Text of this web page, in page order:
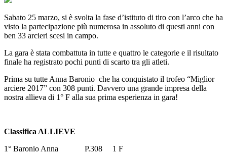
Sabato 25 marzo, si è svolta la fase d’istituto di tiro con l’arco che ha
visto la partecipazione più numerosa in assoluto di questi anni con
ben 33 arcieri scesi in campo.
La gara è stata combattuta in tutte e quattro le categorie e il risultato
finale ha registrato pochi punti di scarto tra gli atleti.
Prima su tutte Anna Baronio che ha conquistato il trofeo “Miglior
arciere 2017” con 308 punti. Davvero una grande impresa della
nostra allieva di 1° F alla sua prima esperienza in gara!
Classifica ALLIEVE
1° Baronio Anna P.308 1 F